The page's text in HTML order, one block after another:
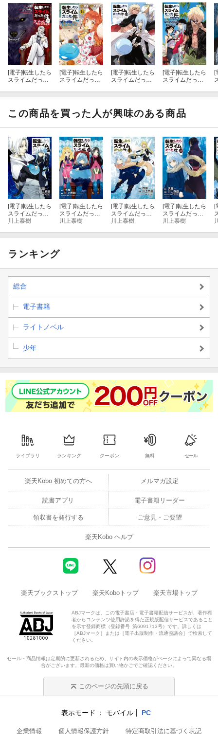
[電子]転生したら
スライムだった
[電子]転生したら
スライムだった
４）
[電子]転生したら
スライムだった
[電子]転生したら
スライムだった
[
この商品を買った人が興味のある商品
[電子]転生したら
スライムだった
件（１７）
川上泰樹
[電子]転生したら
スライムだった
件（１０）
川上泰樹
[電子]転生したら
スライムだった
件（１１）
川上泰樹
[電子]転生したら
スライムだった
件（１４）
川上泰樹
[
ランキング
総合
電子書籍
ライトノベル
少年
ライブラリ ランキング クーポン 無料 セール
楽天Kobo 初めての方へ メルマガ設定
読書アプリ 電子書籍リーダー
領収書を発行する ご意見・ご要望
楽天Kobo ヘルプ
楽天ブックストップ 楽天Koboトップ 楽天市場トップ
ABJマークは、この電子書店・電子書籍配信サービスが、著作権
者からコンテンツ使用許諾を得た正規版配信サービスであること
を示す登録商標（登録番号 第6091713号）です。詳しくは
［ABJマーク］または［電子出版制作・流通協議会］で検索して
ください。
セール・商品情報は定期的に更新されるため、サイト内の表示価格がページによって異なる場
合がございます。最新の価格は買い物かごでご確認ください。
このページの先頭に戻る
表示モード モバイル PC
企業情報 個人情報保護方針 特定商取引法に基づく表記